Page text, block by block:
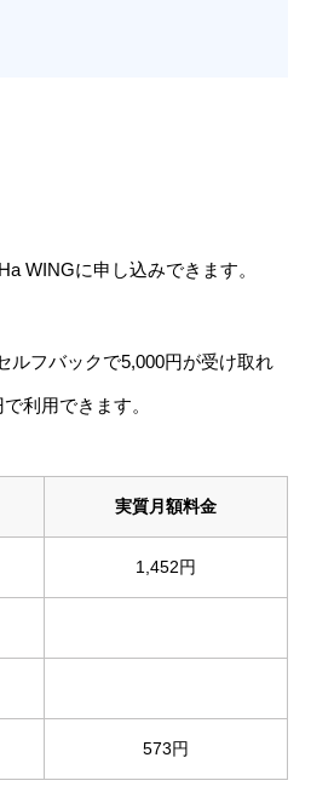
WINGに申し込みできます。
ルフバックで5,000円が受け取れ
利用できます。
実質月額料金
1,452円
573円